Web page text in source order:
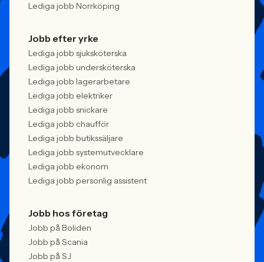
Lediga jobb Norrköping
Jobb efter yrke
Lediga jobb sjuksköterska
Lediga jobb undersköterska
Lediga jobb lagerarbetare
Lediga jobb elektriker
Lediga jobb snickare
Lediga jobb chaufför
Lediga jobb butikssäljare
Lediga jobb systemutvecklare
Lediga jobb ekonom
Lediga jobb personlig assistent
Jobb hos företag
Jobb på Boliden
Jobb på Scania
Jobb på SJ